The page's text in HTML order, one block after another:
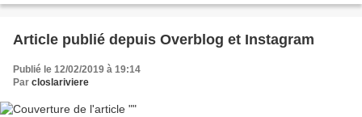
Article publié depuis Overblog et Instagram
Publié le 12/02/2019 à 19:14
Par closlariviere